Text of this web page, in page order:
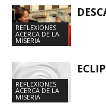
REFLEXIONES
ACERCA DE LA
MISERIA
REFLEXIONES
ACERCA DE LA
MISERIA